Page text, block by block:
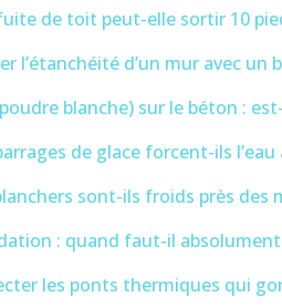
de toit peut-elle sortir 10
l’étanchéité d’un mur avec un
blanche) sur le béton :
de glace forcent-ils
sont-ils froids près des
: quand faut-il absolument
les ponts thermiques qui